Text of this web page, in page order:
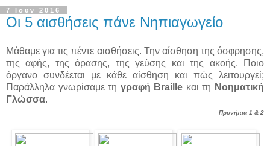
7 Ιουν 2016
Οι 5 αισθήσεις πάνε Νηπιαγωγείο
Μάθαμε για τις πέντε αισθήσεις. Την αίσθηση της όσφρησης,
της αφής, της όρασης, τηςγεύσης και της ακοής. Ποιο
όργανο συνδέεται με κάθε αίσθηση και πώς λειτουργεί;
Παράλληλα γνωρίσαμε τη γραφή Braille και τη Νοηματική
Γλώσσα.
Προνήπια 1 & 2